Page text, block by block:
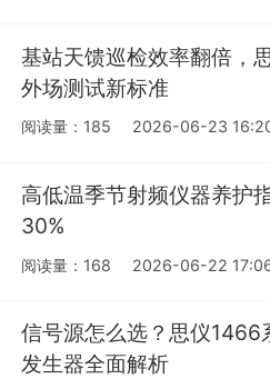
基站天馈巡检效率翻倍，
外场测试新标准
阅读量：185 2026-06-23
高低温季节射频仪器养护
30%
阅读量：168 2026-06-22
信号源怎么选？思仪
发生器全面解析